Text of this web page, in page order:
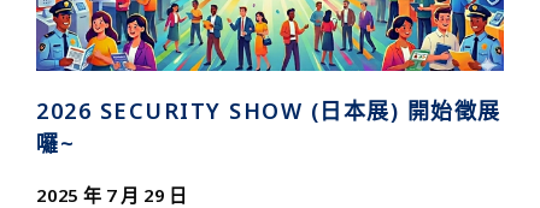
2026 SECURITY SHOW (日本展) 開始徵展
囉~
2025 年 7 月 29 日